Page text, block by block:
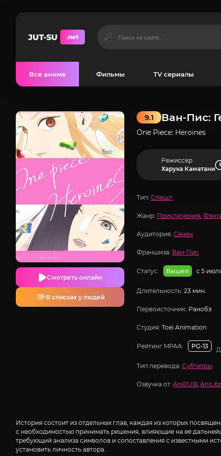
JUT-SU .net
Все аниме Фильмы TV сериалы
Ван-Пис:
9.1
One Piece: Heroines
Смотреть онлайн
В списках у людей
Режиссер
Харука Каматани
Тип: Спешл
Жанр: Приключения,
Аудитория: Сёнен
Франшиза: Ван-Пис
Статус: Вышел с 5
Длительность: 23 мин.
Первоисточник: Ранобэ
Студия: Toei Animation
Рейтинг MPAA: PG-13
Тип перевода: Субтитры
Озвучка от: AniDUB,
История состоит из отдельных глав, каждая из которых
с необходимостью принимать решения, влияющие на её
требующий анализа символов и сопоставления с известными
установить личность автора.